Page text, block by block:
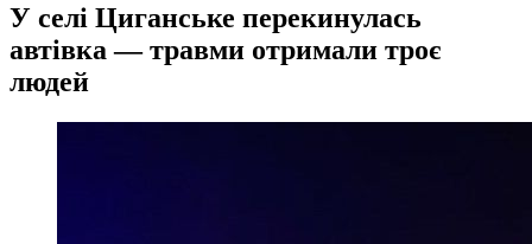
У селі Циганське перекинулась
автівка — травми отримали троє
людей